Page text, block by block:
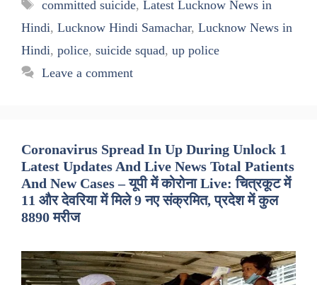
committed suicide, Latest Lucknow News in
Hindi, Lucknow Hindi Samachar, Lucknow News in
Hindi, police, suicide squad, up police
Leave a comment
Coronavirus Spread In Up During Unlock 1
Latest Updates And Live News Total Patients
And New Cases – यूपी में कोरोना Live: चित्रकूट में
11 और देवरिया में मिले 9 नए संक्रमित, प्रदेश में कुल
8890 मरीज